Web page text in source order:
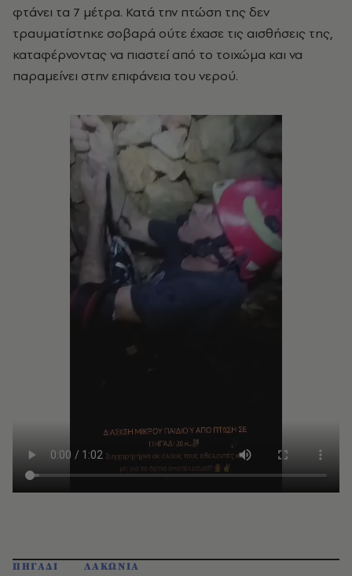
φτάνει τα 7 μέτρα. Κατά την πτώση της δεν
τραυματίστηκε σοβαρά ούτε έχασε τις αισθήσεις της,
καταφέρνοντας να πιαστεί από το τοιχώμα και να
παραμείνει στην επιφάνεια του νερού.
ΠΗΓΑΔΙ ΛΑΚΩΝΙΑ